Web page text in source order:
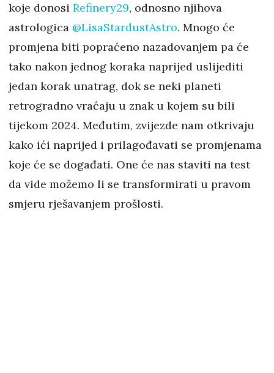
koje donosi Refinery29, odnosno njihova
astrologica @LisaStardustAstro. Mnogo će
promjena biti popraćeno nazadovanjem pa će
tako nakon jednog koraka naprijed uslijediti
jedan korak unatrag, dok se neki planeti
retrogradno vraćaju u znak u kojem su bili
tijekom 2024. Međutim, zvijezde nam otkrivaju
kako ići naprijed i prilagođavati se promjenama
koje će se događati. One će nas staviti na test
da vide možemo li se transformirati u pravom
smjeru rješavanjem prošlosti.